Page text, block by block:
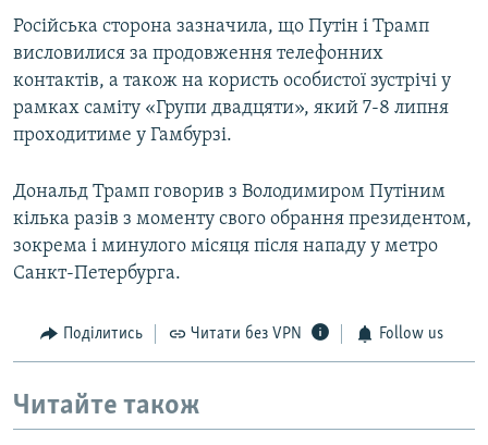
Російська сторона зазначила, що Путін і Трамп
висловилися за продовження телефонних
контактів, а також на користь особистої зустрічі у
рамках саміту «Групи двадцяти», який 7-8 липня
проходитиме у Гамбурзі.
Дональд Трамп говорив з Володимиром Путіним
кілька разів з моменту свого обрання президентом,
зокрема і минулого місяця після нападу у метро
Санкт-Петербурга.
Поділитись Читати без VPN Follow us
Читайте також